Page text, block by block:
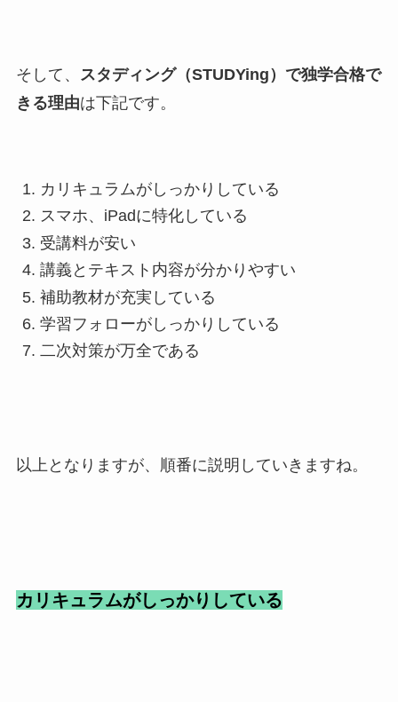
そして、
スタディング（STUDYing）で独学合格で
きる理由は下記です。
カリキュラムがしっかりしている
スマホ、iPadに特化している
受講料が安い
講義とテキスト内容が分かりやすい
補助教材が充実している
学習フォローがしっかりしている
二次対策が万全である
以上となりますが、順番に説明していきますね。
カリキュラムがしっかりしている